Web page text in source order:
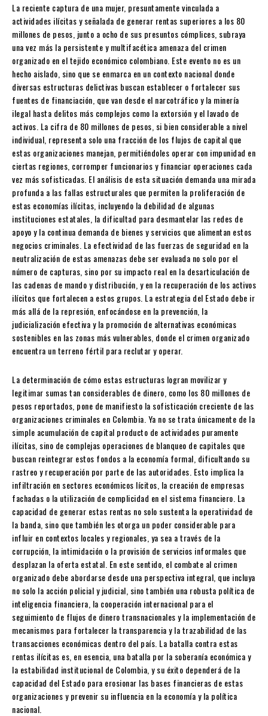
La reciente captura de una mujer, presuntamente vinculada a
actividades ilícitas y señalada de generar rentas superiores a los 80
millones de pesos, junto a ocho de sus presuntos cómplices, subraya
una vez más la persistente y multifacética amenaza del crimen
organizado en el tejido económico colombiano. Este evento no es un
hecho aislado, sino que se enmarca en un contexto nacional donde
diversas estructuras delictivas buscan establecer o fortalecer sus
fuentes de financiación, que van desde el narcotráfico y la minería
ilegal hasta delitos más complejos como la extorsión y el lavado de
activos. La cifra de 80 millones de pesos, si bien considerable a nivel
individual, representa solo una fracción de los flujos de capital que
estas organizaciones manejan, permitiéndoles operar con impunidad en
ciertas regiones, corromper funcionarios y financiar operaciones cada
vez más sofisticadas. El análisis de esta situación demanda una mirada
profunda a las fallas estructurales que permiten la proliferación de
estas economías ilícitas, incluyendo la debilidad de algunas
instituciones estatales, la dificultad para desmantelar las redes de
apoyo y la continua demanda de bienes y servicios que alimentan estos
negocios criminales. La efectividad de las fuerzas de seguridad en la
neutralización de estas amenazas debe ser evaluada no solo por el
número de capturas, sino por su impacto real en la desarticulación de
las cadenas de mando y distribución, y en la recuperación de los activos
ilícitos que fortalecen a estos grupos. La estrategia del Estado debe ir
más allá de la represión, enfocándose en la prevención, la
judicialización efectiva y la promoción de alternativas económicas
sostenibles en las zonas más vulnerables, donde el crimen organizado
encuentra un terreno fértil para reclutar y operar.
La determinación de cómo estas estructuras logran movilizar y
legitimar sumas tan considerables de dinero, como los 80 millones de
pesos reportados, pone de manifiesto la sofisticación creciente de las
organizaciones criminales en Colombia. Ya no se trata únicamente de la
simple acumulación de capital producto de actividades puramente
ilícitas, sino de complejas operaciones de blanqueo de capitales que
buscan reintegrar estos fondos a la economía formal, dificultando su
rastreo y recuperación por parte de las autoridades. Esto implica la
infiltración en sectores económicos lícitos, la creación de empresas
fachadas o la utilización de complicidad en el sistema financiero. La
capacidad de generar estas rentas no solo sustenta la operatividad de
la banda, sino que también les otorga un poder considerable para
influir en contextos locales y regionales, ya sea a través de la
corrupción, la intimidación o la provisión de servicios informales que
desplazan la oferta estatal. En este sentido, el combate al crimen
organizado debe abordarse desde una perspectiva integral, que incluya
no solo la acción policial y judicial, sino también una robusta política de
inteligencia financiera, la cooperación internacional para el
seguimiento de flujos de dinero transnacionales y la implementación de
mecanismos para fortalecer la transparencia y la trazabilidad de las
transacciones económicas dentro del país. La batalla contra estas
rentas ilícitas es, en esencia, una batalla por la soberanía económica y
la estabilidad institucional de Colombia, y su éxito dependerá de la
capacidad del Estado para erosionar las bases financieras de estas
organizaciones y prevenir su influencia en la economía y la política
nacional.